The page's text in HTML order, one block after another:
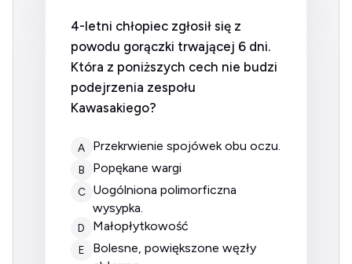
4-letni chłopiec zgłosił się z
powodu gorączki trwającej 6 dni.
Która z poniższych cech nie budzi
podejrzenia zespołu
Kawasakiego?
A Przekrwienie spojówek obu oczu.
B Popękane wargi
C
Uogólniona polimorficzna
wysypka.
D Małopłytkowość
E
Bolesne, powiększone węzły